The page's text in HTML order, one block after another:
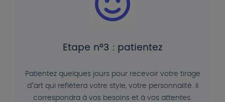
Etape n°3 : patientez
Patientez quelques jours pour recevoir votre tirage
d"art qui reflétera votre style, votre personnalité. Il
correspondra à vos besoins et à vos attentes.